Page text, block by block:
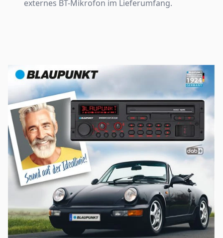
externes BT-Mikrofon im Lieferumfang.